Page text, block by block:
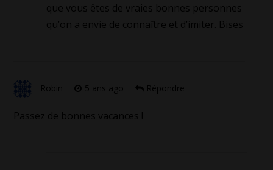
que vous êtes de vraies bonnes personnes
qu’on a envie de connaître et d’imiter. Bises
Robin 5 ans ago Répondre
Passez de bonnes vacances !